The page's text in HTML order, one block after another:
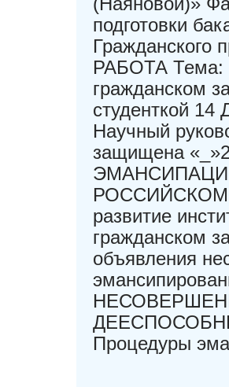
подготовки
Гражданского
РАБОТА Тема:
гражданском
студенткой 14
Научный
защищена
РОССИЙСКОМ
развитие
гражданском
объявления
Процедуры